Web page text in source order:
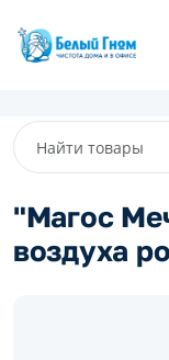
"Магос
воздуха